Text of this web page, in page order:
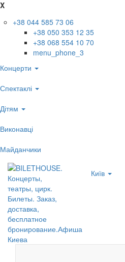
X
+38 044 585 73 06
+38 050 353 12 35
+38 068 554 10 70
menu_phone_3
Концерти
Спектаклі
Дітям
Виконавці
Майданчики
Київ